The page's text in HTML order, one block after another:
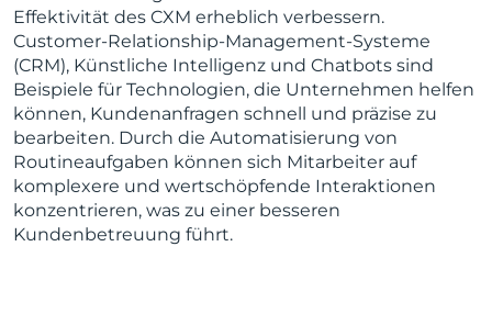
Effektivität des CXM erheblich verbessern.
Customer-Relationship-Management-Systeme
(CRM), Künstliche Intelligenz und Chatbots sind
Beispiele für Technologien, die Unternehmen helfen
können, Kundenanfragen schnell und präzise zu
bearbeiten. Durch die Automatisierung von
Routineaufgaben können sich Mitarbeiter auf
komplexere und wertschöpfende Interaktionen
konzentrieren, was zu einer besseren
Kundenbetreuung führt.